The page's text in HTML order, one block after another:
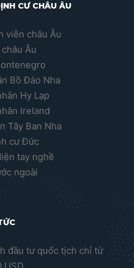
CƯ CHÂU ÂU
viễn châu Âu
Âu
Bồ Đào Nha
Hy Lạp
Ireland
Tây Ban Nha
cư Đức
tay nghề
ngoài
đầu tư quốc tịch chỉ từ